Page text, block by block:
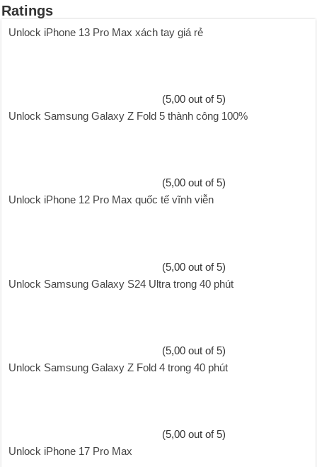
Ratings
Unlock iPhone 13 Pro Max xách tay giá rẻ
(5,00 out of 5)
Unlock Samsung Galaxy Z Fold 5 thành công 100%
(5,00 out of 5)
Unlock iPhone 12 Pro Max quốc tế vĩnh viễn
(5,00 out of 5)
Unlock Samsung Galaxy S24 Ultra trong 40 phút
(5,00 out of 5)
Unlock Samsung Galaxy Z Fold 4 trong 40 phút
(5,00 out of 5)
Unlock iPhone 17 Pro Max